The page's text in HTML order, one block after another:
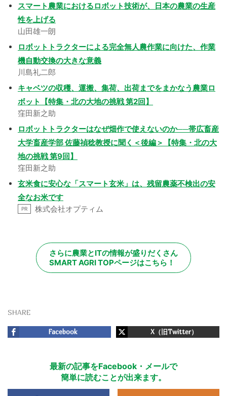
スマート農業におけるロボット技術が、日本の農業の生産
性を上げる
山田雄一朗
ロボットトラクターによる完全無人農作業に向けた、作業
機自動交換の大きな意義
川島礼二郎
キャベツの収穫、運搬、集荷、出荷までをまかなう農業ロ
ボット【特集・北の大地の挑戦 第2回】
窪田新之助
ロボットトラクターはなぜ畑作で使えないのか──帯広畜産
大学畜産学部 佐藤禎稔教授に聞く＜後編＞【特集・北の大
地の挑戦 第9回】
窪田新之助
玄米食に安心な「スマート玄米」は、残留農薬不検出の安
全なお米です
PR 株式会社オプティム
さらに農業とITの情報が盛りだくさん
SMART AGRI TOPページはこちら！
SHARE
Facebook X（旧Twitter）
最新の記事をFacebook・メールで
簡単に読むことが出来ます。